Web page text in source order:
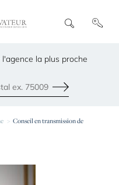
R
e
h
e
la plus proche
Envoyer
Conseil en transmission de